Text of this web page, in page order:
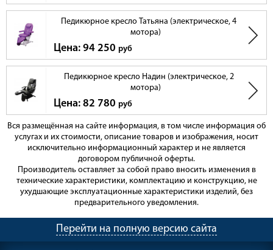
Педикюрное кресло Татьяна (электрическое, 4
мотора)
Цена: 94 250 руб
Педикюрное кресло Надин (электрическое, 2
мотора)
Цена: 82 780 руб
Вся размещённая на сайте информация, в том числе информация об
услугах и их стоимости, описание товаров и изображения, носит
исключительно информационный характер и не является
договором публичной оферты.
Производитель оставляет за собой право вносить изменения в
технические характеристики, комплектацию и конструкцию, не
ухудшающие эксплуатационные характеристики изделий, без
предварительного уведомления.
Перейти на полную версию сайта